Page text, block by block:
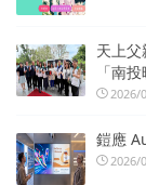
天上
「南
2026/
鎧應
2026/